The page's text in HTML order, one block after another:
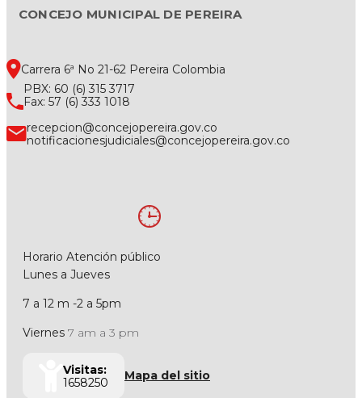
CONCEJO MUNICIPAL DE PEREIRA
Carrera 6ª No 21-62 Pereira Colombia
PBX: 60 (6) 315 3717
Fax: 57 (6) 333 1018
recepcion@concejopereira.gov.co
notificacionesjudiciales@concejopereira.gov.co
Horario Atención público
Lunes a Jueves
7 a 12 m -2 a 5pm
Viernes 7 am a 3 pm
Visitas:
1658250
Mapa del sitio